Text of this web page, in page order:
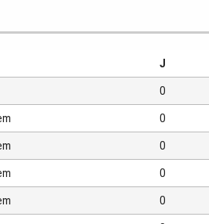
J
0
0
0
0
0